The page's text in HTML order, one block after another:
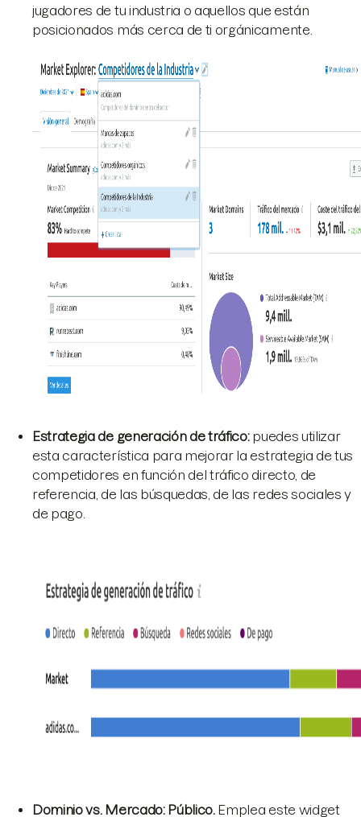
jugadores de tu industria o aquellos que están
posicionados más cerca de ti orgánicamente.
Estrategia de generación de tráfico:puedes utilizar
esta característica para mejorar la estrategia de tus
competidores en función del tráfico directo, de
referencia, de las búsquedas, de las redes sociales y
de pago.
Dominio vs. Mercado: Público.Emplea este widget